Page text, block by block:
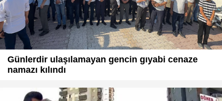
Günlerdir ulaşılamayan gencin gıyabi cenaze
namazı kılındı